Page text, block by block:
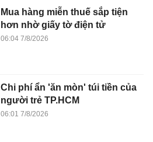
Mua hàng miễn thuế sắp tiện
hơn nhờ giấy tờ điện tử
06:04 7/8/2026
Chi phí ẩn 'ăn mòn' túi tiền của
người trẻ TP.HCM
06:01 7/8/2026